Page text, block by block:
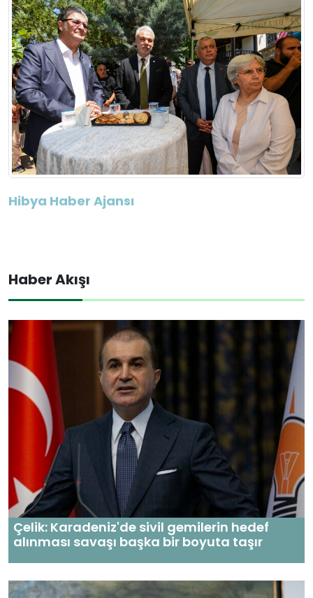
Hibya Haber Ajansı
Haber Akışı
Çelik: Karadeniz'de sivil gemilerin hedef
alınması savaşı başka bir boyuta taşır